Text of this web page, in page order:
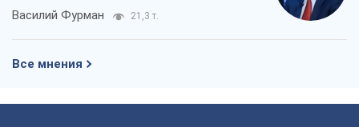
Василий Фурман 21,3 т.
Все мнения